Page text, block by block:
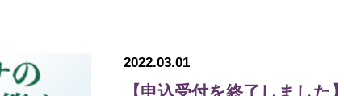
2022.03.01
【申込受付を終了しまし